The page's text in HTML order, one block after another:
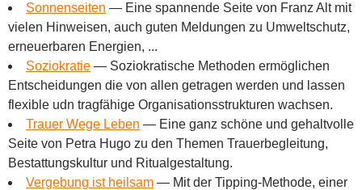
Sonnenseiten — Eine spannende Seite von Franz Alt mit
vielen Hinweisen, auch guten Meldungen zu Umweltschutz,
erneuerbaren Energien, ...
Soziokratie — Soziokratische Methoden ermöglichen
Entscheidungen die von allen getragen werden und lassen
flexible udn tragfähige Organisationsstrukturen wachsen.
Trauer Wege Leben — Eine ganz schöne und gehaltvolle
Seite von Petra Hugo zu den Themen Trauerbegleitung,
Bestattungskultur und Ritualgestaltung.
Vergebung ist heilsam — Mit der Tipping-Methode, einer